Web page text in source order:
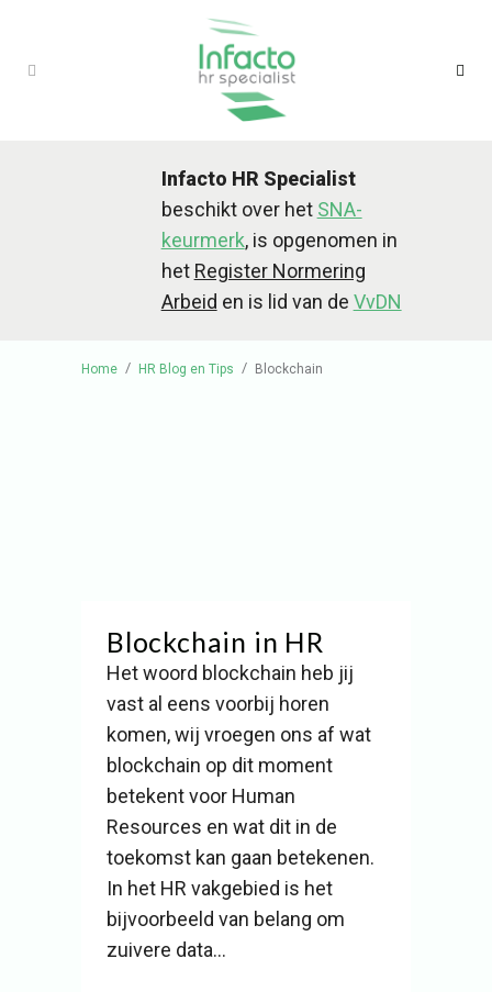
Infacto HR Specialist
beschikt over het SNA-
keurmerk, is opgenomen in
het Register Normering
Arbeid en is lid van de VvDN
Home / HR Blog en Tips / Blockchain
Blockchain in HR
Het woord blockchain heb jij
vast al eens voorbij horen
komen, wij vroegen ons af wat
blockchain op dit moment
betekent voor Human
Resources en wat dit in de
toekomst kan gaan betekenen.
In het HR vakgebied is het
bijvoorbeeld van belang om
zuivere data...